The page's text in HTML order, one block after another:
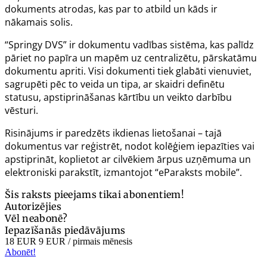
dokuments atrodas, kas par to atbild un kāds ir
nākamais solis.
“Springy DVS” ir dokumentu vadības sistēma, kas palīdz
pāriet no papīra un mapēm uz centralizētu, pārskatāmu
dokumentu apriti. Visi dokumenti tiek glabāti vienuviet,
sagrupēti pēc to veida un tipa, ar skaidri definētu
statusu, apstiprināšanas kārtību un veikto darbību
vēsturi.
Risinājums ir paredzēts ikdienas lietošanai – tajā
dokumentus var reģistrēt, nodot kolēģiem iepazīties vai
apstiprināt, koplietot ar cilvēkiem ārpus uzņēmuma un
elektroniski parakstīt, izmantojot “eParaksts mobile”.
Šis raksts pieejams tikai abonentiem!
Autorizējies
Vēl neabonē?
Iepazīšanās piedāvājums
18 EUR 9 EUR / pirmais mēnesis
Abonēt!